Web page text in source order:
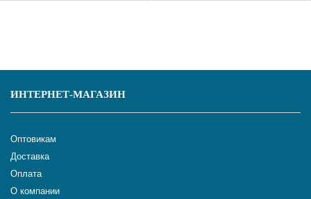
ИНТЕРНЕТ-МАГАЗИН
Оптовикам
Доставка
Оплата
О компании